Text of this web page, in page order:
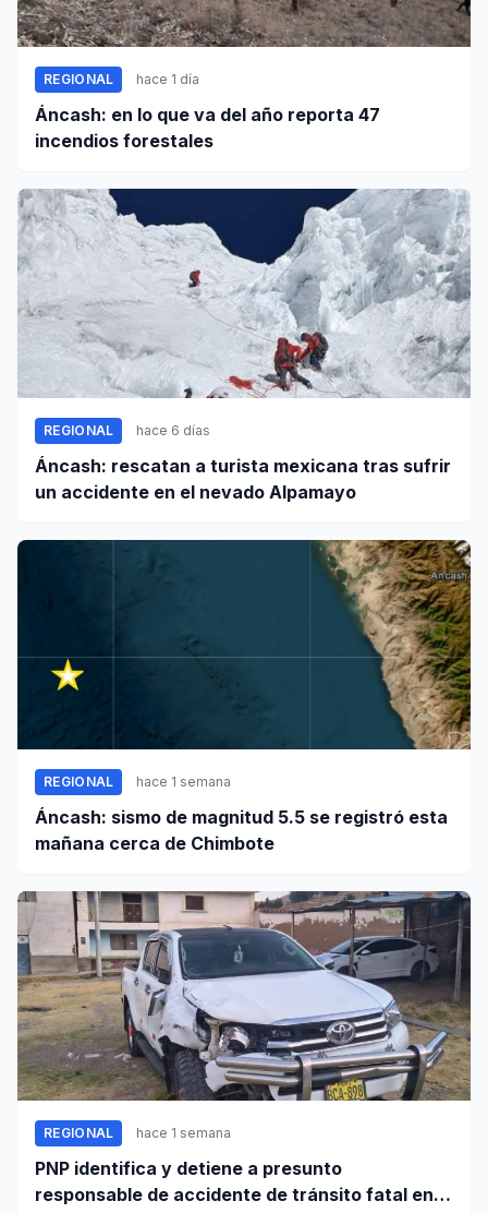
REGIONAL hace 1 día
Áncash: en lo que va del año reporta 47
incendios forestales
REGIONAL hace 6 días
Áncash: rescatan a turista mexicana tras sufrir
un accidente en el nevado Alpamayo
REGIONAL hace 1 semana
Áncash: sismo de magnitud 5.5 se registró esta
mañana cerca de Chimbote
REGIONAL hace 1 semana
PNP identifica y detiene a presunto
responsable de accidente de tránsito fatal en